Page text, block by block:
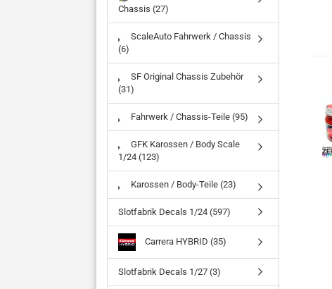
Chassis (27)
ScaleAuto Fahrwerk / Chassis
(6)
SF Original Chassis Zubehör
(31)
Fahrwerk / Chassis-Teile (95)
GFK Karossen / Body Scale
1/24 (123)
Karossen / Body-Teile (23)
Slotfabrik Decals 1/24 (597)
Carrera HYBRID (35)
Slotfabrik Decals 1/27 (3)